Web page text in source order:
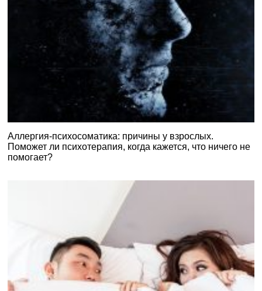
Аллергия-психосоматика: причины у взрослых.
Поможет ли психотерапия, когда кажется, что ничего не
помогает?